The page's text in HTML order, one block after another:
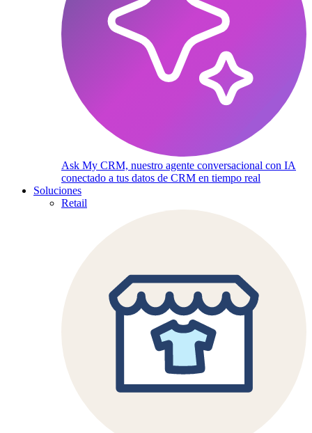
Ask My CRM, nuestro agente conversacional con IA
conectado a tus datos de CRM en tiempo real
Soluciones
Retail